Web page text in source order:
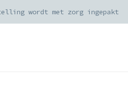
wordt met zorg ingepakt